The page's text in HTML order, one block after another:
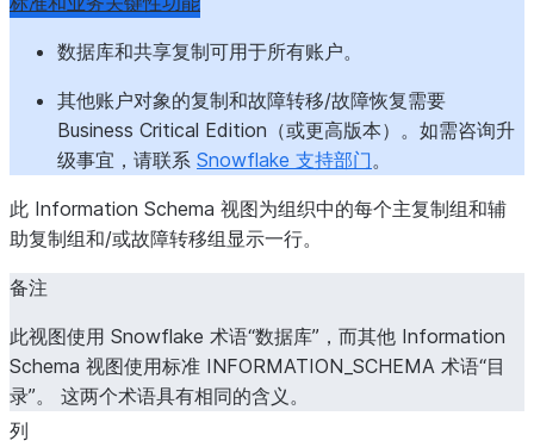
数据库和共享复制可用于所有账户。
其他账户对象的复制和故障转移/故障恢复需要
Business Critical Edition（或更高版本）。如需咨询升
级事宜，请联系 Snowflake 支持部门。
此 Information Schema 视图为组织中的每个主复制组和辅
助复制组和/或故障转移组显示一行。
备注
此视图使用 Snowflake 术语“数据库”，而其他 Information
Schema 视图使用标准 INFORMATION_SCHEMA 术语“目
录”。 这两个术语具有相同的含义。
列